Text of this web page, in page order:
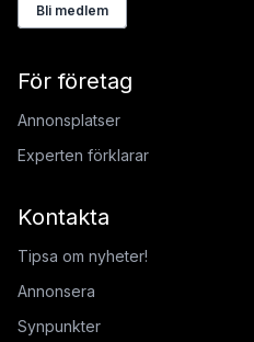
Bli medlem
För företag
Annonsplatser
Experten förklarar
Kontakta
Tipsa om nyheter!
Annonsera
Synpunkter